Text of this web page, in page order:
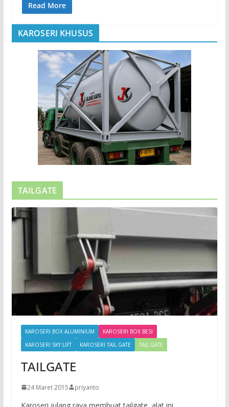
Read More
KAROSERI KHUSUS
TAILGATE
KAROSERI BOX ALUMINIUM
KAROSERI BOX BESI
KAROSERI SKY LIFT
KAROSERI TAIL GATE TAIL GATE
TAILGATE
24 Maret 2015 priyanto